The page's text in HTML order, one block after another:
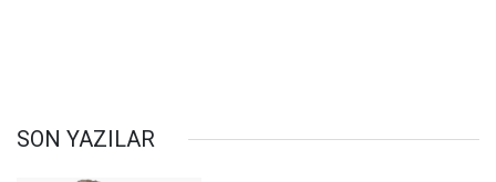
SON YAZILAR